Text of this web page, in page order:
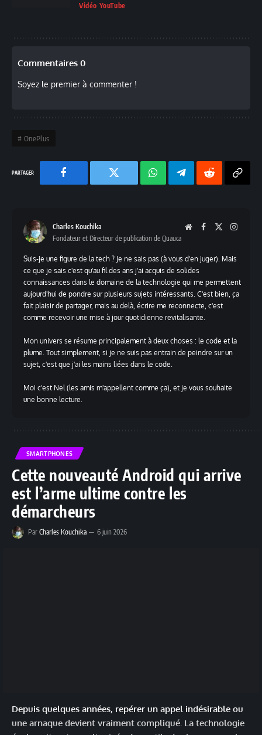
Vidéo YouTube
Commentaires 0
Soyez le premier à commenter !
OnePlus
Facebook Twitter
Chaine
TelegramReddit
Charles Kouchika WebsiteFacebook
Fondateur et Directeur de publication de Quauca
Suis-je une figure de la tech ? Je ne sais pas (à vous d'en juger). Mais
ce que je sais c'est qu'au fil des ans j'ai acquis de solides
connaissances dans le domaine de la technologie qui me permettent
aujourd'hui de pondre sur plusieurs sujets intéressants. C'est bien, ça
fait plaisir de partager, mais au delà, écrire me reconnecte, c'est
comme recevoir une mise à jour quotidienne revitalisante.
Mon univers se résume principalement à deux choses : le code et la
plume. Tout simplement, si je ne suis pas entrain de peindre sur un
sujet, c'est que j'ai les mains liées dans le code.
Moi c'est Nel (les amis m'appellent comme ça), et je vous souhaite
une bonne lecture.
SMARTPHONES
Cette nouveauté Android qui arrive
est l’arme ultime contre les
démarcheurs
Par Charles Kouchika 6 juin 2026
Depuis quelques années, repérer un appel indésirable ou
une arnaque devient vraiment compliqué. La technologie